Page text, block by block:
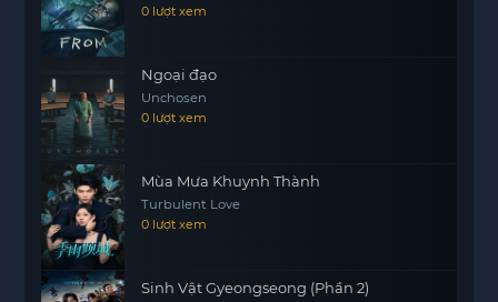
để họ có thể bộc lộ những điều sâu sắc trong tâm
hồn.
Dần dần, họ nhận ra rằng, mặc dù cuộc sống có
thể rất khó khăn và phức tạp, nhưng có một người
bạn bên cạnh có thể giúp họ vượt qua những thử
thách. Từ những cuộc trò chuyện trên mái nhà, cả
hai đã học được cách chấp nhận bản thân và mở
lòng với thế giới xung quanh.
Cuối cùng, sự kết nối giữa hai cậu bé trở thành
một hành trình khám phámotphimbản thân và
0 lượt xem
Ngoại đạo
Unchosen
0 lượt xem
Mùa Mưa Khuynh Thành
Turbulent Love
0 lượt xem
Sinh Vật Gyeongseong (Phần 2)